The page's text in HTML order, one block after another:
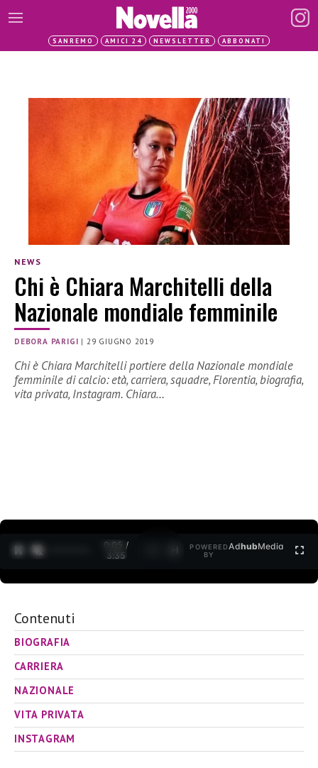
SANREMO AMICI 24 NEWSLETTER ABBONATI
NEWS
Chi è Chiara Marchitelli della
Nazionale mondiale femminile
DEBORA PARIGI | 29 GIUGNO 2019
Chi è Chiara Marchitelli portiere della Nazionale mondiale
femminile di calcio: età, carriera, squadre, Florentia, biografia,
vita privata, Instagram. Chiara…
0:06 /
3:35
POWERED
BY
AdhubMedia
Contenuti
BIOGRAFIA
CARRIERA
NAZIONALE
VITA PRIVATA
INSTAGRAM